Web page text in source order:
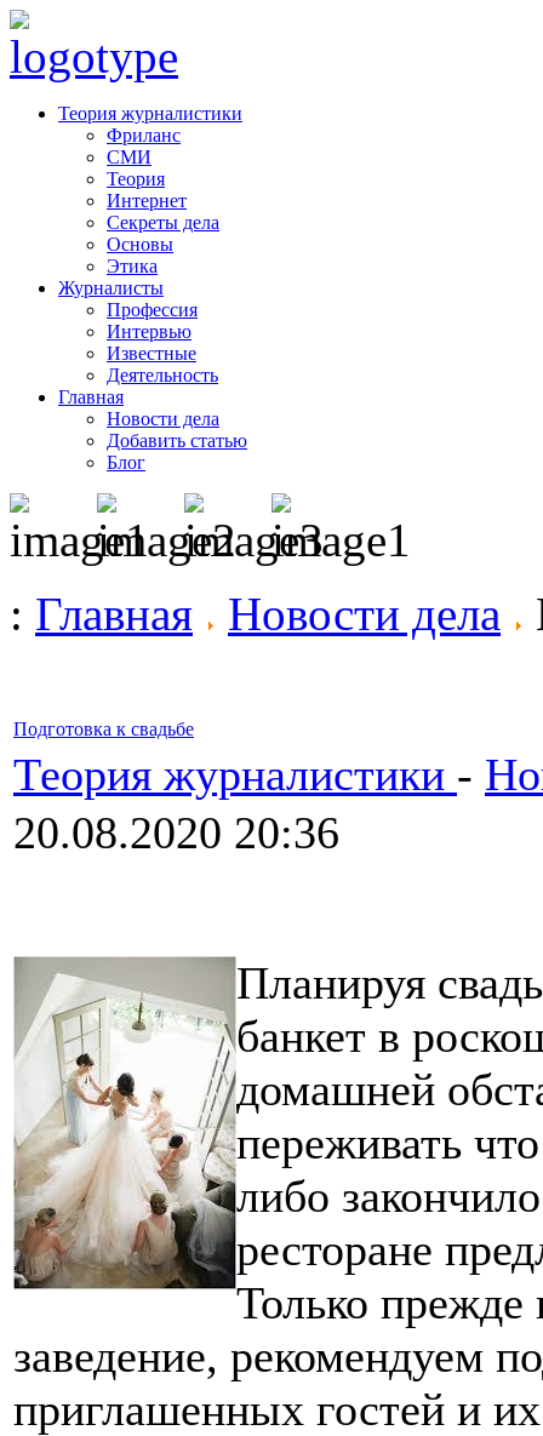
Теория журналистики
Фриланс
СМИ
Теория
Интернет
Секреты дела
Основы
Этика
Журналисты
Профессия
Интервью
Известные
Деятельность
Главная
Новости дела
Добавить статью
Блог
: Главная Новости дела
Подготовка к свадьбе
Теория журналистики -
20.08.2020 20:36
Планируя
банкет в
домашней
переживать
либо
ресторане
Только прежде
заведение, рекомендуем
приглашенных гостей и